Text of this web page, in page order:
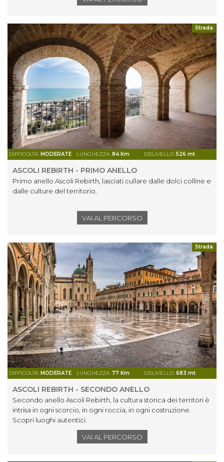
Strada
DIFFICOLTÀ: MODERATE LUNGHEZZA: 84 Km DISLIVELLO: 526 mt
ASCOLI REBIRTH - PRIMO ANELLO
Primo anello Ascoli Rebirth, lasciati cullare dalle dolci colline e
dalle culture del territorio.
VAI AL PERCORSO
Strada
DIFFICOLTÀ: MODERATE LUNGHEZZA: 77 Km DISLIVELLO: 683 mt
ASCOLI REBIRTH - SECONDO ANELLO
Secondo anello Ascoli Rebirth, la cultura storica dei territori è
intrisa in ogni scorcio, in ogni roccia, in ogni costruzione.
Scopri luoghi autentici.
VAI AL PERCORSO